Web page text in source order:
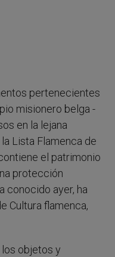
pertenecientes
misionero belga -
en la lejana
Lista Flamenca de
el patrimonio
protección
conocido ayer, ha
Cultura flamenca,
los objetos y